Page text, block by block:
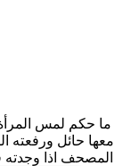
ما حكم لمس
معها حائل ورفعته
المصحف اذا